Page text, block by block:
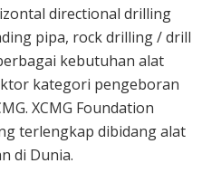
directional drilling
pipa, rock drilling / drill
kebutuhan alat
kategori pengeboran
XCMG Foundation
terlengkap dibidang alat
di Dunia.